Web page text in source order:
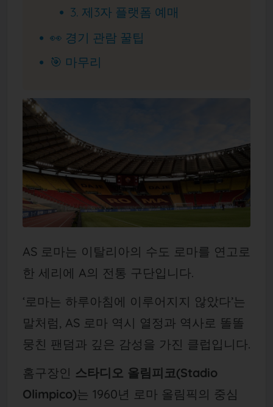
3. 제3자 플랫폼 예매
👀 경기 관람 꿀팁
🎯 마무리
AS 로마는 이탈리아의 수도 로마를 연고로
한 세리에 A의 전통 구단입니다.
‘로마는 하루아침에 이루어지지 않았다’는
말처럼, AS 로마 역시 열정과 역사로 똘똘
뭉친 팬덤과 깊은 감성을 가진 클럽입니다.
홈구장인 스타디오 올림피코(Stadio
Olimpico)는 1960년 로마 올림픽의 중심